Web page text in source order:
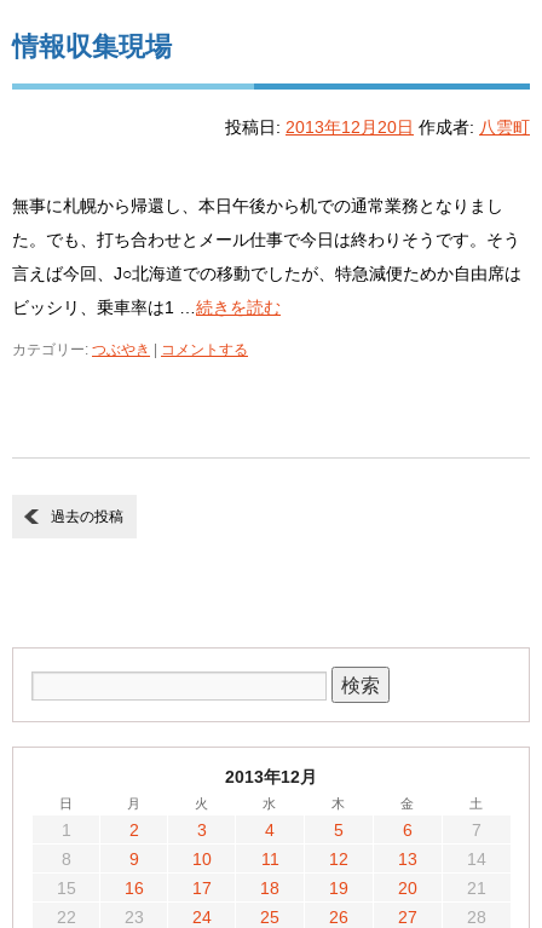
情報収集現場
投稿日: 2013年12月20日 作成者: 八雲町
無事に札幌から帰還し、本日午後から机での通常業務となりまし
た。でも、打ち合わせとメール仕事で今日は終わりそうです。そう
言えば今回、J○北海道での移動でしたが、特急減便ためか自由席は
ビッシリ、乗車率は1 … 続きを読む
カテゴリー: つぶやき コメントする
過去の投稿
2013年12月
日 月 火 水 木 金 土
1 2 3 4 5 6
7
8
9 10 11 12 13
14
15
16 17 18 19 20
21
22
23 24 25 26 27
28